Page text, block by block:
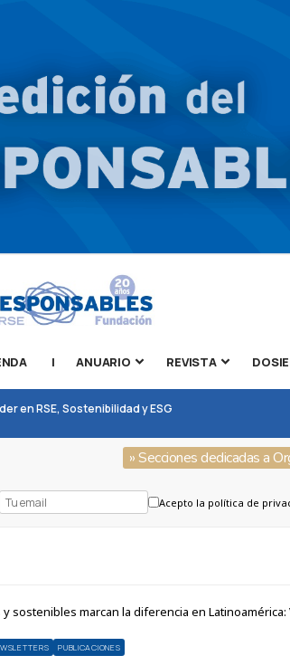
| ANUARIO REVISTA
en RSE, Sostenibilidad y ESG
» Secciones dedicadas a
Acepto la política de
marcan la diferencia en
PUBLICACIONES